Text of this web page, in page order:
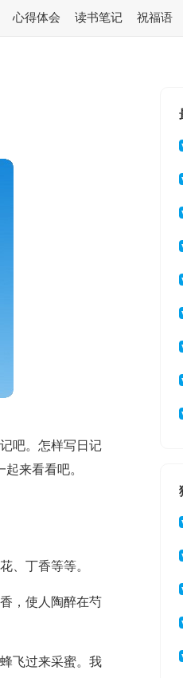
心得体会 读书笔记 祝福语
吧。怎样写日记
来看看吧。
、丁香等等。
，使人陶醉在芍
飞过来采蜜。我